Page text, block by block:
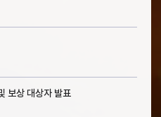
보상 대상자 발표